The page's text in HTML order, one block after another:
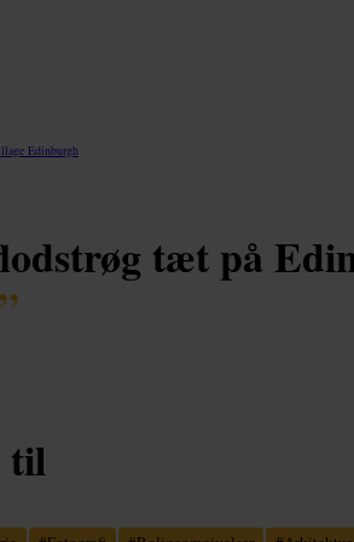
Edinburgh
tæt på
”
til